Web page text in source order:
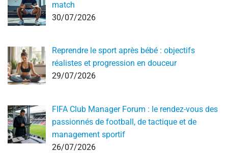
match
30/07/2026
Reprendre le sport après bébé : objectifs
réalistes et progression en douceur
29/07/2026
FIFA Club Manager Forum : le rendez-vous des
passionnés de football, de tactique et de
management sportif
26/07/2026